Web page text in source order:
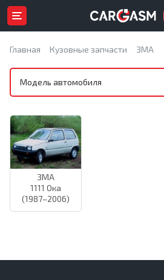
Главная Кузовные запчасти ЗМА
Модель автомобиля
ЗМА
1111 Ока
(1987–2006)